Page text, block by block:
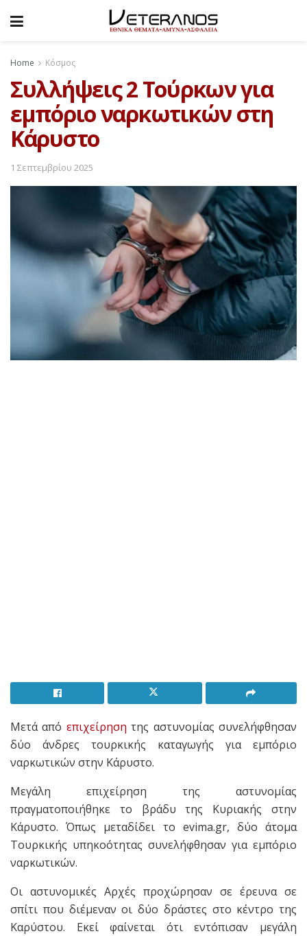
Home Κόσμος
Συλλήψεις 2 Τούρκων για
εμπόριο ναρκωτικών στη
Κάρυστο
1 Σεπτεμβρίου 2025
Μετά από επιχείρηση της αστυνομίας συνελήφθησαν
δύο άνδρες τουρκικής καταγωγής για εμπόριο
ναρκωτικών στην Κάρυστο.
Μεγάλη επιχείρηση της αστυνομίας
πραγματοποιήθηκε το βράδυ της Κυριακής στην
Κάρυστο. Όπως μεταδίδει το evima.gr, δύο άτομα
Τουρκικής υπηκοότητας συνελήφθησαν για εμπόριο
ναρκωτικών.
Οι αστυνομικές Αρχές προχώρησαν σε έρευνα σε
σπίτι που διέμεναν οι δύο δράστες στο κέντρο της
Καρύστου. Εκεί φαίνεται ότι εντόπισαν μεγάλη